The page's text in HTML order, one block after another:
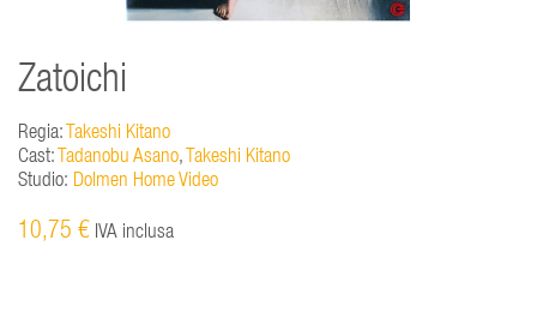
Zatoichi
Regia: Takeshi Kitano
Cast: Tadanobu Asano, Takeshi Kitano
Studio: Dolmen Home Video
10,75 € IVA inclusa